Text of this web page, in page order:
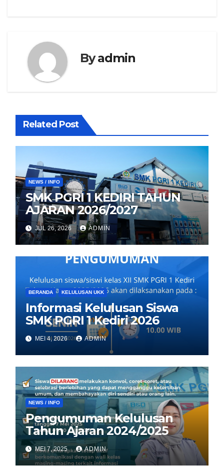
Byadmin
Related Post
NEWS / INFO
SMK PGRI 1 KEDIRI TAHUN
AJARAN 2026/2027
JUL 26, 2026 ADMIN
BERANDA KELULUSAN UKK
Informasi Kelulusan Siswa
SMK PGRI 1 Kediri 2026
MEI 4, 2026 ADMIN
NEWS / INFO
Pengumuman Kelulusan
Tahun Ajaran 2024/2025
MEI 7, 2025 ADMIN